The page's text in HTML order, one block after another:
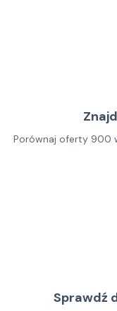
Porównaj oferty 900
Sprawdź